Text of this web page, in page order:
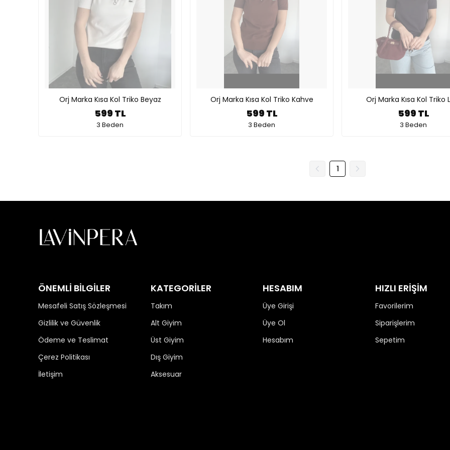
Orj Marka Kısa Kol Triko Beyaz
599 TL
3 Beden
Orj Marka Kısa Kol Triko Kahve
599 TL
3 Beden
Orj Marka Kısa Kol Triko
599 TL
3 Beden
1
ÖNEMLİ BİLGİLER
Mesafeli Satış Sözleşmesi
Gizlilik ve Güvenlik
Ödeme ve Teslimat
Çerez Politikası
İletişim
KATEGORİLER
Takım
Alt Giyim
Üst Giyim
Dış Giyim
Aksesuar
HESABIM
Üye Girişi
Üye Ol
Hesabım
HIZLI ERİŞİM
Favorilerim
Siparişlerim
Sepetim